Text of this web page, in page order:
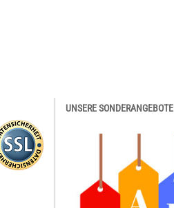
UNSERE SONDERANGEBOTE